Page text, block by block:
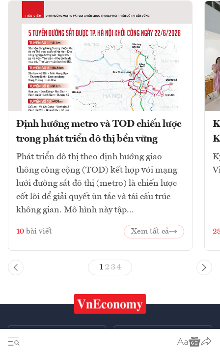
Định hướng metro và TOD chiến lược
trong phát triển đô thị bền vững
Phát triển đô thị theo định hướng giao
thông công cộng (TOD) kết hợp với mạng
lưới đường sắt đô thị (metro) là chiến lược
cốt lõi để giải quyết ùn tắc và tái cấu trúc
không gian. Mô hình này tập...
10 bài viết Xem tất cả
1 23 4